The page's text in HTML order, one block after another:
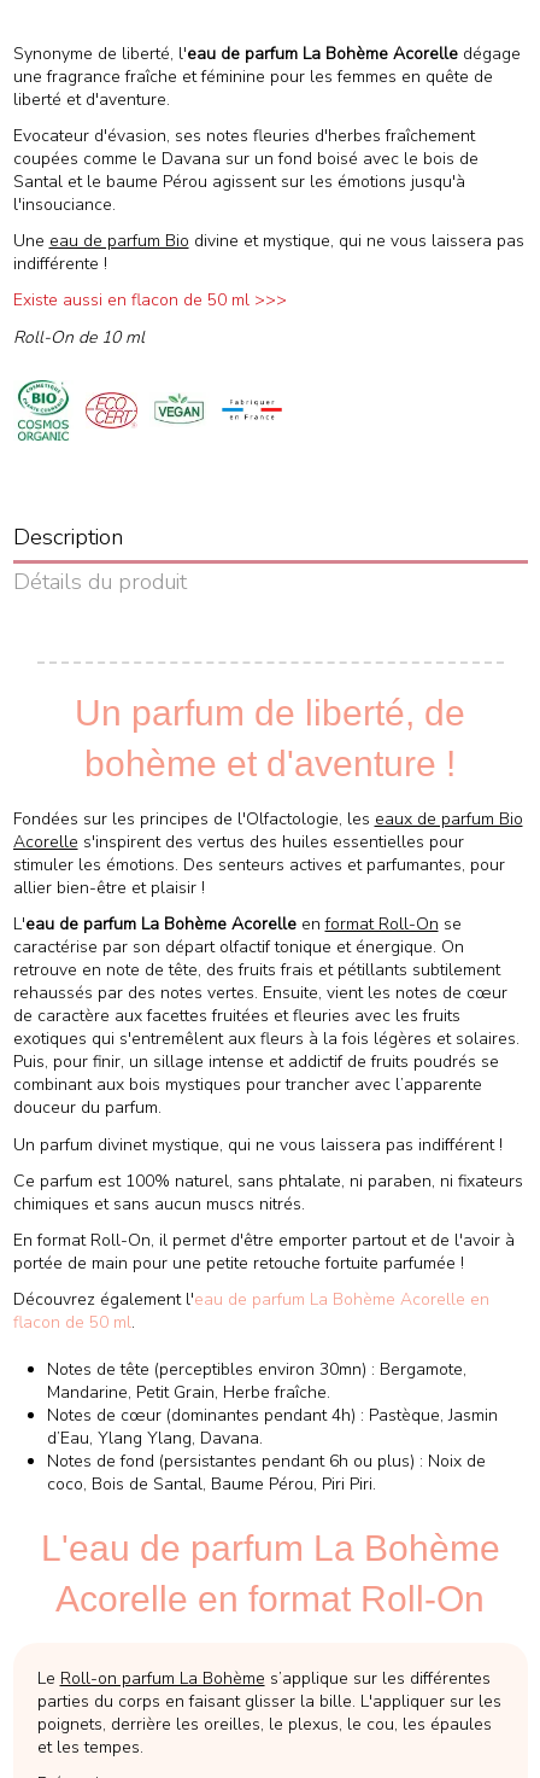
Synonyme de liberté, l'eau de parfum La Bohème Acorelledégage
une fragrance fraîche et féminine pour les femmes en quête de
liberté et d'aventure.
Evocateur d'évasion, ses notes fleuries d'herbes fraîchement
coupées comme le Davana sur un fond boisé avec le bois de
Santal et le baume Pérou agissent sur les émotions jusqu'à
l'insouciance.
Une eau de parfum Bio divine et mystique, qui ne vous laissera pas
indifférente !
Existe aussi en flacon de 50 ml >>>
Roll-On de 10 ml
Description
Détails du produit
Un parfum de liberté, de
bohème et d'aventure !
Fondées sur les principes de l'Olfactologie, les eaux de parfum Bio
Acorelle s'inspirent des vertus des huiles essentielles pour
stimuler les émotions. Des senteurs actives et parfumantes, pour
allier bien-être et plaisir !
L'eau de parfum La Bohème Acorelleenformat Roll-On se
caractérise par son départ olfactif tonique et énergique. On
retrouve en note de tête, des fruits frais et pétillants subtilement
rehaussés par des notes vertes. Ensuite, vient les notes de cœur
de caractère aux facettes fruitées et fleuries avec les fruits
exotiques qui s'entremêlent aux fleurs à la fois légères et solaires.
Puis, pour finir, un sillage intense et addictif de fruits poudrés se
combinant aux bois mystiques pour trancher avec l’apparente
douceur du parfum.
Un parfum divinet mystique, qui ne vous laissera pas indifférent !
Ce parfum est 100% naturel, sans phtalate, ni paraben, ni fixateurs
chimiques et sans aucun muscs nitrés.
En format Roll-On, il permet d'être emporter partout et de l'avoir à
portée de main pour une petite retouche fortuite parfumée !
Découvrez également l'eau de parfum La Bohème Acorelle en
flacon de 50 ml.
Notes de tête (perceptibles environ 30mn) : Bergamote,
Mandarine, Petit Grain, Herbe fraîche.
Notes de cœur (dominantes pendant 4h) : Pastèque, Jasmin
d’Eau, Ylang Ylang, Davana.
Notes de fond (persistantes pendant 6h ou plus) : Noix de
coco, Bois de Santal, Baume Pérou, Piri Piri.
L'eau de parfum La Bohème
Acorelle en format Roll-On
Le Roll-on parfum La Bohème s’applique sur les différentes
parties du corps en faisant glisser la bille. L'appliquer sur les
poignets, derrière les oreilles, le plexus, le cou, les épaules
et les tempes.